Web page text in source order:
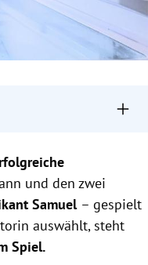
Begierden und
selbst erlebt hat.
und den zwei
Samuel –gespielt
auswählt, steht
Spiel.